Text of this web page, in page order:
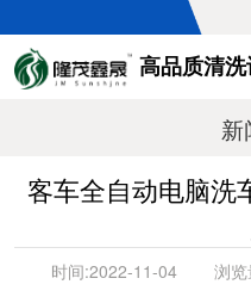
高品质清
新
客车全自动电脑洗
时间:2022-11-04 浏览